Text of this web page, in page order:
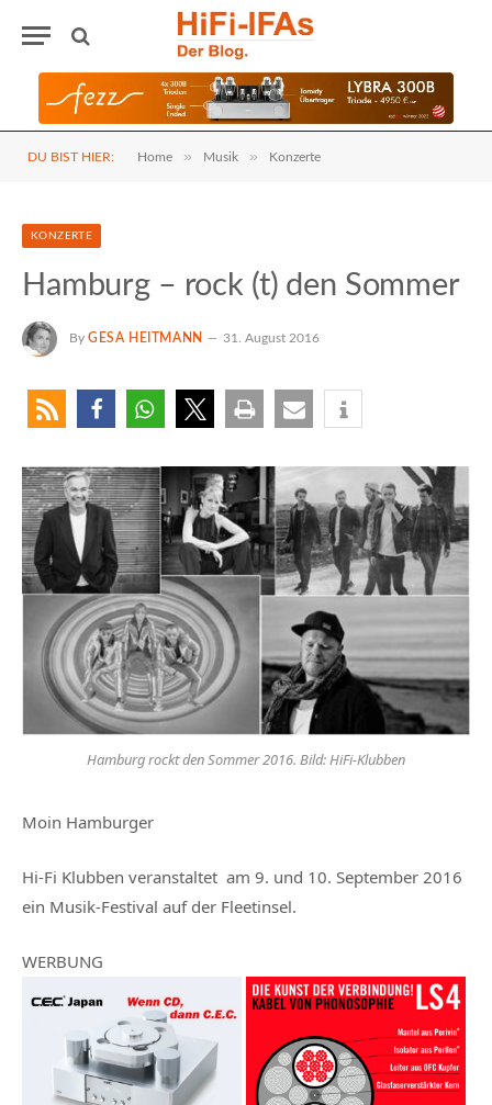
DU BIST HIER: Home » Musik » Konzerte
KONZERTE
Hamburg – rock (t) den Sommer
By GESA HEITMANN 31. August 2016
Hamburg rockt den Sommer 2016. Bild: HiFi-Klubben
Moin Hamburger
Hi-Fi Klubben veranstaltet am 9. und 10. September 2016
ein Musik-Festival auf der Fleetinsel.
WERBUNG